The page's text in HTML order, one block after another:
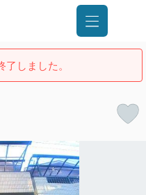
しました。